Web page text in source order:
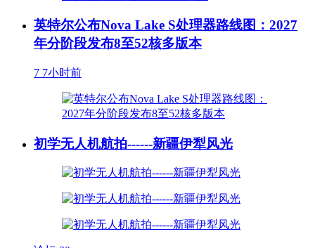
英特尔公布Nova Lake S处理器路线图：2027
年分阶段发布8至52核多版本
7 7小时前
初学无人机航拍------新疆伊犁风光